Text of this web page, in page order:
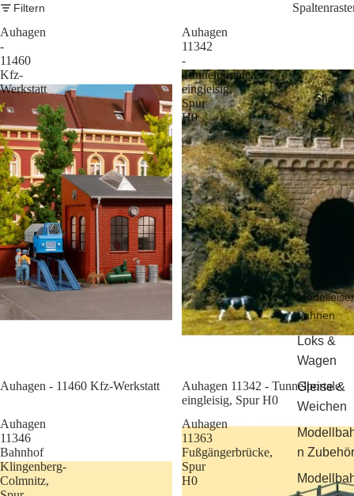
Shop
bahnen
Loks &
Wagen
Gleise &
Weichen
n Zubehör
Filtern
Auhagen
-
11460
Kfz-
Werkstatt
Sale
Auhagen - 11460 Kfz-Werkstatt
Auhagen
11342
-
Tunnelportale
eingleisig,
Spur
H0
Auhagen 11342 - Tunnelportale
eingleisig, Spur H0
Auhagen
11346
Bahnhof
Klingenberg-
Colmnitz,
Auhagen
11363
Fußgängerbrücke,
Spur
H0